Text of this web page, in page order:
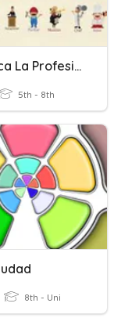
Identifica La Profesion
5th - 8th
8th - Uni